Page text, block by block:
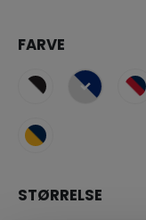
FARVE
selected
STØRRELSE